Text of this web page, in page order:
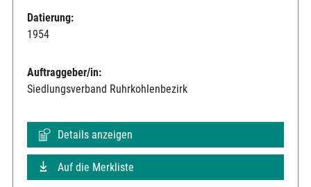
Datierung:
1954
Auftraggeber/in:
Siedlungsverband Ruhrkohlenbezirk
Details anzeigen
Auf die Merkliste